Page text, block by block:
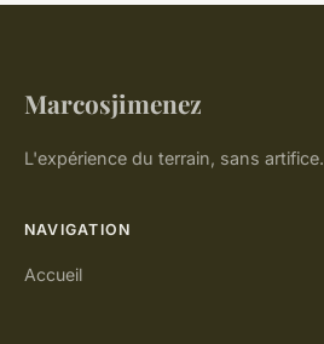
Marcosjimenez
L'expérience du terrain, sans artifice.
NAVIGATION
Accueil